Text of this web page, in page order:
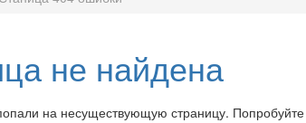
не найдена
на несуществующую страницу. Попробуйте